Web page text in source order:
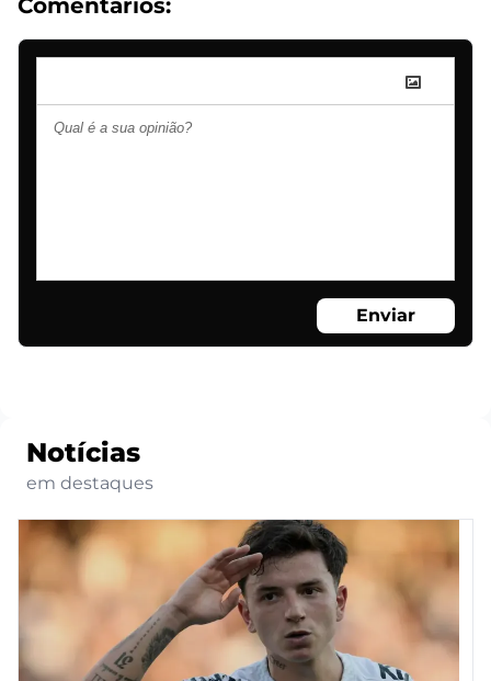
Comentários:
Enviar
Notícias
em destaques